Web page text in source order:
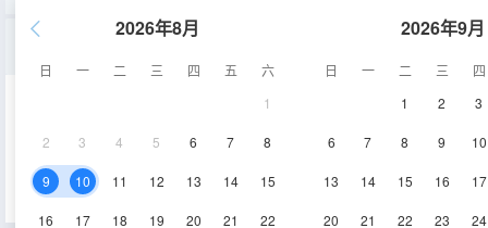
2026年8月
日 一 二 三 四 五
六
1
2 3 4 5 6 7 8
9 10 11 12 13 14 15
16 17 18 19 20 21 22
2026年9月
日 一 二 三
四
1
2 3
6 7 8 9 10
13 14 15 16 17
20 21 22 23 24
97-140㎡ 空調